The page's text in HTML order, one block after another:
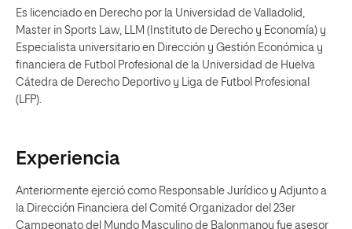
Es licenciado en Derecho por la Universidad de Valladolid,
Master in Sports Law, LLM (Instituto de Derecho y Economía) y
Especialista universitario en Dirección y Gestión Económica y
financiera de Futbol Profesional de la Universidad de Huelva
Cátedra de Derecho Deportivo y Liga de Futbol Profesional
(LFP).
Experiencia
Anteriormente ejerció como Responsable Jurídico y Adjunto a
la Dirección Financiera del Comité Organizador del 23er
Campeonato del Mundo Masculino de Balonmanoy fue asesor